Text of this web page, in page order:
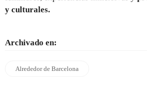
y culturales.
Archivado en:
Alrededor de Barcelona